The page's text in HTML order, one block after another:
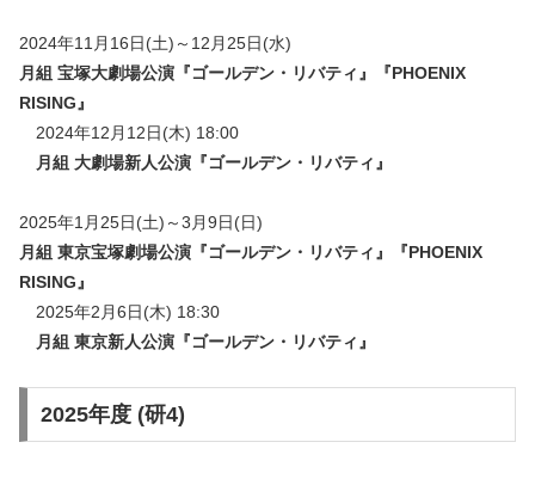
2024年11月16日(土)～12月25日(水)
月組 宝塚大劇場公演『ゴールデン・リバティ』『PHOENIX
RISING』
2024年12月12日(木) 18:00
月組 大劇場新人公演『ゴールデン・リバティ』
2025年1月25日(土)～3月9日(日)
月組 東京宝塚劇場公演『ゴールデン・リバティ』『PHOENIX
RISING』
2025年2月6日(木) 18:30
月組 東京新人公演『ゴールデン・リバティ』
2025年度 (研4)